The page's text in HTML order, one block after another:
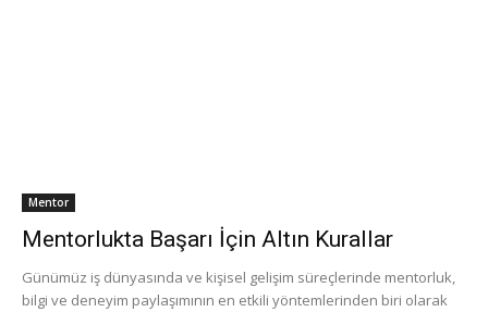
Mentor
Mentorlukta Başarı İçin Altın Kurallar
Günümüz iş dünyasında ve kişisel gelişim süreçlerinde mentorluk,
bilgi ve deneyim paylaşımının en etkili yöntemlerinden biri olarak